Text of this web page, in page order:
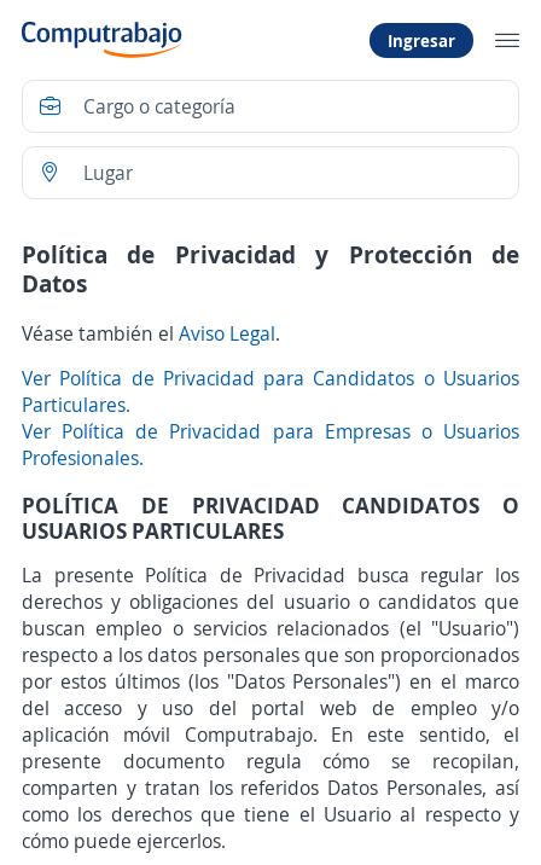
Ingresar
Política de Privacidad y Protección de
Datos
Véase también el Aviso Legal.
Ver Política de Privacidad para Candidatos o Usuarios
Particulares.
Ver Política de Privacidad para Empresas o Usuarios
Profesionales.
POLÍTICA DE PRIVACIDAD CANDIDATOS O
USUARIOS PARTICULARES
La presente Política de Privacidad busca regular los
derechos y obligaciones del usuario o candidatos que
buscan empleo o servicios relacionados (el "Usuario")
respecto a los datos personales que son proporcionados
por estos últimos (los "Datos Personales") en el marco
del acceso y uso del portal web de empleo y/o
aplicación móvil Computrabajo. En este sentido, el
presente documento regula cómo se recopilan,
comparten y tratan los referidos Datos Personales, así
como los derechos que tiene el Usuario al respecto y
cómo puede ejercerlos.